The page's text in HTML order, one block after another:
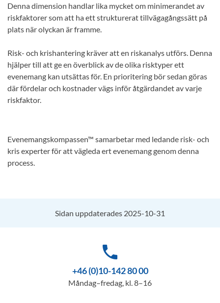
Denna dimension handlar lika mycket om minimerandet av
riskfaktorer som att ha ett strukturerat tillvägagångssätt på
plats när olyckan är framme.
Risk- och krishantering kräver att en riskanalys utförs. Denna
hjälper till att ge en överblick av de olika risktyper ett
evenemang kan utsättas för. En prioritering bör sedan göras
där fördelar och kostnader vägs inför åtgärdandet av varje
riskfaktor.
Evenemangskompassen™ samarbetar med ledande risk- och
kris experter för att vägleda ert evenemang genom denna
process.
Sidan uppdaterades 2025-10-31
phone
+46 (0)10-142 80 00
Måndag–fredag, kl. 8–16